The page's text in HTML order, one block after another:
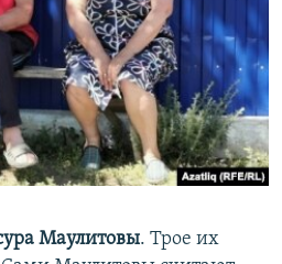
Маулитовы. Трое их